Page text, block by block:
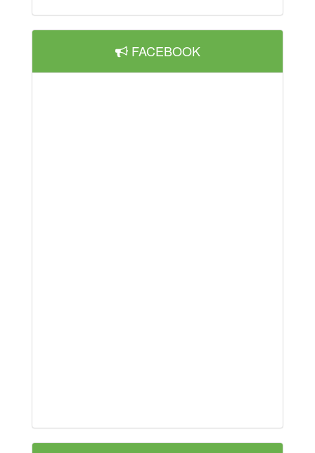
FACEBOOK